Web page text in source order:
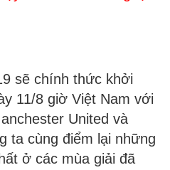
sẽ chính thức khởi
11/8 giờ Việt Nam với
United và
ta cùng điểm lại những
ở các mùa giải đã